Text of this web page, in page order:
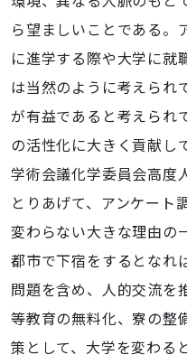
ら望ましいことである。
に進学する際や大学に就
は当然のように考えられ
が有益であると考えられ
の活性化に大きく貢献し
学術会議化学委員会高度
とりあげて、アンケート
変わらない大きな理由の
都市で下宿をするとなれ
問題を含め、人的交流を
等教育の無料化、寮の整
策として、大学を変わる